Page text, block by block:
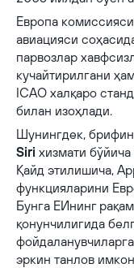
Европа
авиацияси
парвозлар
кучайтирилгани
ICAO халқаро
билан изоҳлади.
Шунингдек,
Siri хизмати
Қайд этилишича,
функцияларини
Бунга ЕИнинг
қонунчилигида
эркин танлов